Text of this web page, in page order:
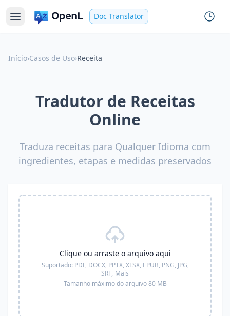
Doc Translator
Início›Casos de Uso›Receita
Tradutor de Receitas
Online
Traduza receitas para Qualquer Idioma com
ingredientes, etapas e medidas preservados
Clique ou arraste o arquivo aqui
Suportado: PDF, DOCX, PPTX, XLSX, EPUB, PNG, JPG,
SRT, Mais
Tamanho máximo do arquivo 80 MB